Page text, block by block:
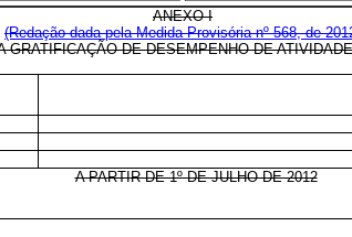
ANEXO I
(Redação dada pela Medida Provisória nº 568, de
GRATIFICAÇÃO DE DESEMPENHO DE
A PARTIR DE 1º DE JULHO DE 2012